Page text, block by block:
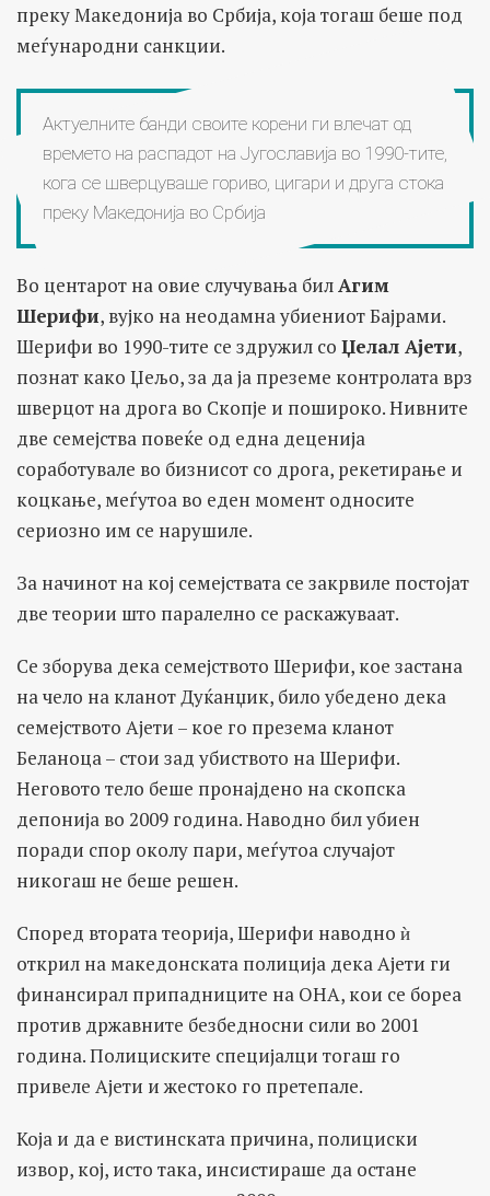
преку Македонија во Србија, која тогаш беше под
меѓународни санкции.
Актуелните банди своите корени ги влечат од
времето на распадот на Југославија во 1990-тите,
кога се шверцуваше гориво, цигари и друга стока
преку Македонија во Србија
Во центарот на овие случувања билАгим
Шерифи, вујко на неодамна убиениот Бајрами.
Шерифи во 1990-тите се здружил со Џелал Ајети,
познат како Џељо, за да ја преземе контролата врз
шверцот на дрога во Скопје и пошироко. Нивните
две семејства повеќе од една деценија
соработувале во бизнисот со дрога, рекетирање и
коцкање, меѓутоа во еден момент односите
сериозно им се нарушиле.
За начинот на кој семејствата се закрвиле постојат
две теории што паралелно се раскажуваат.
Се зборува дека семејството Шерифи, кое застана
на чело на кланот Дуќанџик, било убедено дека
семејството Ајети – кое го презема кланот
Беланоца – стои зад убиството на Шерифи.
Неговото тело беше пронајдено на скопска
депонија во 2009 година. Наводно бил убиен
поради спор околу пари, меѓутоа случајот
никогаш не беше решен.
Според втората теорија, Шерифи наводно ѝ
открил на македонската полиција дека Ајети ги
финансирал припадниците на ОНА, кои се бореа
против државните безбедносни сили во 2001
година. Полициските специјалци тогаш го
привеле Ајети и жестоко го претепале.
Која и да е вистинската причина, полициски
извор, кој, исто така, инсистираше да остане